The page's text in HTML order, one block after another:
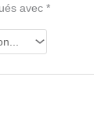
avec *